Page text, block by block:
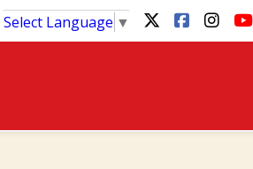
Select Language ▼